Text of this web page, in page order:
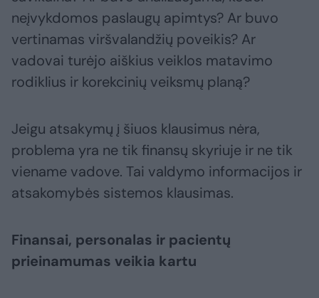
neįvykdomos paslaugų apimtys? Ar buvo
vertinamas viršvalandžių poveikis? Ar
vadovai turėjo aiškius veiklos matavimo
rodiklius ir korekcinių veiksmų planą?
Jeigu atsakymų į šiuos klausimus nėra,
problema yra ne tik finansų skyriuje ir ne tik
viename vadove. Tai valdymo informacijos ir
atsakomybės sistemos klausimas.
Finansai, personalas ir pacientų
prieinamumas veikia kartu